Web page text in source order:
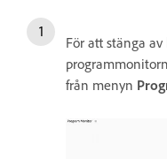
För att stänga
från menyn